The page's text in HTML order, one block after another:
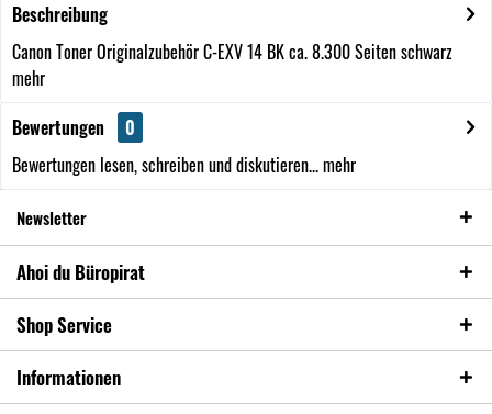
Beschreibung
Canon Toner Originalzubehör C-EXV 14 BK ca. 8.300 Seiten schwarz
mehr
Bewertungen
0
Bewertungen lesen, schreiben und diskutieren...mehr
Newsletter
Ahoi du Büropirat
Shop Service
Informationen